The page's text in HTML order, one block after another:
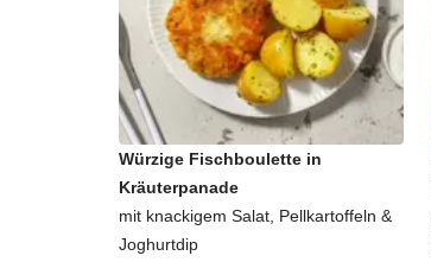
Würzige Fischboulette in
Kräuterpanade
mit knackigem Salat, Pellkartoffeln &
Joghurtdip